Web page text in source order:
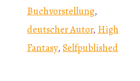
Buchvorstellung,
deutscher Autor, High
Fantasy,Selfpublished